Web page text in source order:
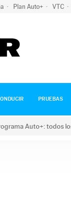
Plan Auto+ VTC
PRUEBAS
Auto+: todos